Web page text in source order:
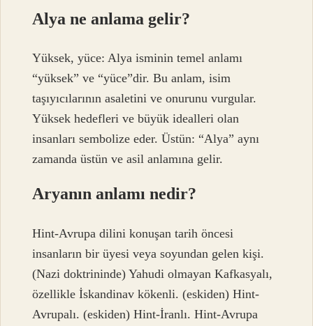
Alya ne anlama gelir?
Yüksek, yüce: Alya isminin temel anlamı
“yüksek” ve “yüce”dir. Bu anlam, isim
taşıyıcılarının asaletini ve onurunu vurgular.
Yüksek hedefleri ve büyük idealleri olan
insanları sembolize eder. Üstün: “Alya” aynı
zamanda üstün ve asil anlamına gelir.
Aryanın anlamı nedir?
Hint-Avrupa dilini konuşan tarih öncesi
insanların bir üyesi veya soyundan gelen kişi.
(Nazi doktrininde) Yahudi olmayan Kafkasyalı,
özellikle İskandinav kökenli. (eskiden) Hint-
Avrupalı. (eskiden) Hint-İranlı. Hint-Avrupa